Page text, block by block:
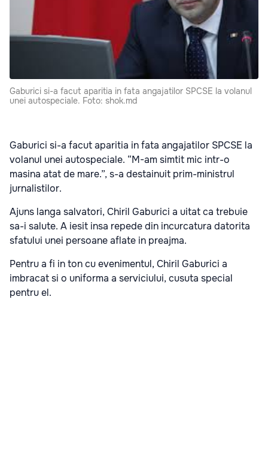
Gaburici si-a facut aparitia in fata angajatilor SPCSE la volanul
unei autospeciale. Foto: shok.md
Gaburici si-a facut aparitia in fata angajatilor SPCSE la
volanul unei autospeciale. “M-am simtit mic intr-o
masina atat de mare.”, s-a destainuit prim-ministrul
jurnalistilor.
Ajuns langa salvatori, Chiril Gaburici a uitat ca trebuie
sa-i salute. A iesit insa repede din incurcatura datorita
sfatului unei persoane aflate in preajma.
Pentru a fi in ton cu evenimentul, Chiril Gaburici a
imbracat si o uniforma a serviciului, cusuta special
pentru el.